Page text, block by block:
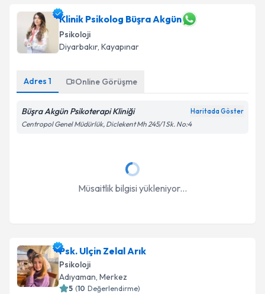
E-posta Adresiniz
Metni'ni okudum ve kişisel verilerimin belirtilen
kapsamda işlenmesini kabul ediyorum.
Takvim Talebini Gönder
Klinik Psikolog Büşra Akgün
Psikoloji
Diyarbakır, Kayapınar
Adres 1 Online Görüşme
Büşra Akgün Psikoterapi Kliniği Haritada Göster
Centropol Genel Müdürlük, Diclekent Mh 245/1 Sk. No:4
Müsaitlik bilgisi yükleniyor...
Psk. Ulçin Zelal Arık
Psikoloji
Adıyaman, Merkez
5 (10 Değerlendirme)